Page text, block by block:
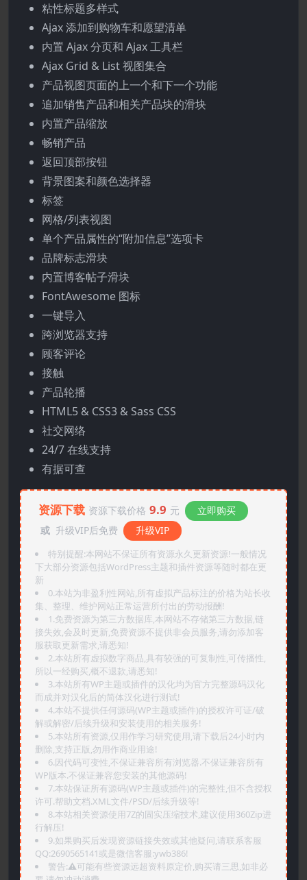
粘性标题多样式
Ajax 添加到购物车和愿望清单
内置 Ajax 分页和 Ajax 工具栏
Ajax Grid & List 视图集合
产品视图页面的上一个和下一个功能
追加销售产品和相关产品块的滑块
内置产品缩放
畅销产品
返回顶部按钮
背景图案和颜色选择器
标签
网格/列表视图
单个产品属性的“附加信息”选项卡
品牌标志滑块
内置博客帖子滑块
FontAwesome 图标
一键导入
跨浏览器支持
顾客评论
接触
产品轮播
HTML5 & CSS3 & Sass CSS
社交网络
24/7 在线支持
有据可查
资源下载 资源下载价格 9.9 元
立即购买
或 升级VIP后免费 升级VIP
特别提醒:本网站不保证所有资源永久更新资源!一般情况
下大部分资源包括WordPress主题和插件资源等随时都在更
新
0.本站为非盈利性网站,所有虚拟产品标注的价格为站长收
集、整理、维护网站正常运营所付出的劳动报酬!
1.免费资源为第三方数据库,本网站不存储第三方数据,链
接失效,会及时更新,免费资源不提供非会员服务,请勿添加客
服获取更新需求,请悉知!
2.本站所有虚拟数字商品,具有较强的可复制性,可传播性,
所以一经购买,概不退款,请悉知!
3.本站所有WP主题或插件的汉化均为官方完整源码汉化
而成并对汉化后的简体汉化进行测试!
4.本站不提供任何源码(WP主题或插件)的授权许可证/破
解或解密/后续升级和安装使用的相关服务!
5.本站所有资源,仅用作学习研究使用,请下载后24小时内
删除,支持正版,勿用作商业用途!
6.因代码可变性,不保证兼容所有浏览器.不保证兼容所有
WP版本.不保证兼容您安装的其他源码!
7.本站保证所有源码(WP主题或插件)的完整性,但不含授权
许可.帮助文档.XML文件/PSD/后续升级等!
8.本站相关资源使用7Z的固实压缩技术,建议使用360Zip进
行解压!
9.如果购买后发现资源链接失效或其他疑问,请联系客服
QQ:2690565141或是微信客服:ywb386!
警告:⚠️可能有些资源远超资料原定价,购买请三思,如非必